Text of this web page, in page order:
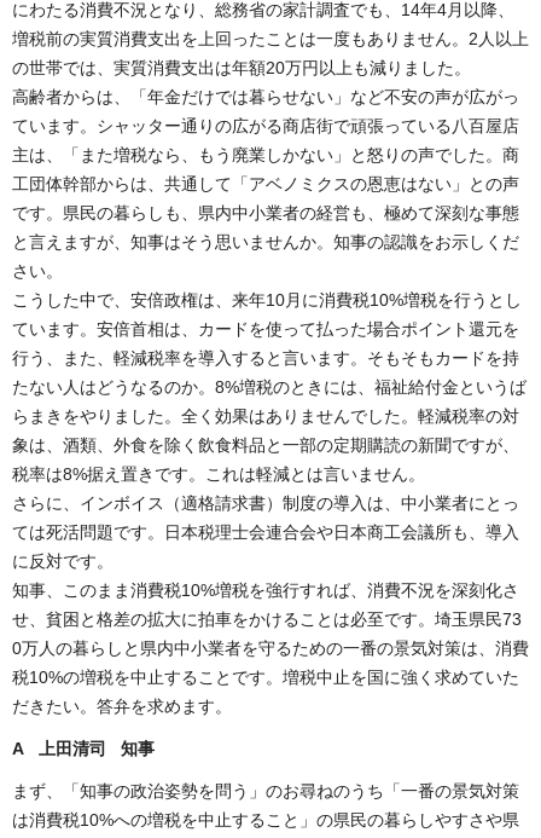
にわたる消費不況となり、総務省の家計調査でも、14年4月以降、
増税前の実質消費支出を上回ったことは一度もありません。2人以上
の世帯では、実質消費支出は年額20万円以上も減りました。
高齢者からは、「年金だけでは暮らせない」など不安の声が広がっ
ています。シャッター通りの広がる商店街で頑張っている八百屋店
主は、「また増税なら、もう廃業しかない」と怒りの声でした。商
工団体幹部からは、共通して「アベノミクスの恩恵はない」との声
です。県民の暮らしも、県内中小業者の経営も、極めて深刻な事態
と言えますが、知事はそう思いませんか。知事の認識をお示しくだ
さい。
こうした中で、安倍政権は、来年10月に消費税10%増税を行うとし
ています。安倍首相は、カードを使って払った場合ポイント還元を
行う、また、軽減税率を導入すると言います。そもそもカードを持
たない人はどうなるのか。8%増税のときには、福祉給付金というば
らまきをやりました。全く効果はありませんでした。軽減税率の対
象は、酒類、外食を除く飲食料品と一部の定期購読の新聞ですが、
税率は8%据え置きです。これは軽減とは言いません。
さらに、インボイス（適格請求書）制度の導入は、中小業者にとっ
ては死活問題です。日本税理士会連合会や日本商工会議所も、導入
に反対です。
知事、このまま消費税10%増税を強行すれば、消費不況を深刻化さ
せ、貧困と格差の拡大に拍車をかけることは必至です。埼玉県民73
0万人の暮らしと県内中小業者を守るための一番の景気対策は、消費
税10%の増税を中止することです。増税中止を国に強く求めていた
だきたい。答弁を求めます。
A 上田清司 知事
まず、「知事の政治姿勢を問う」のお尋ねのうち「一番の景気対策
は消費税10%への増税を中止すること」の県民の暮らしやすさや県